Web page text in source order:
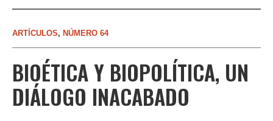
ARTÍCULOS, NÚMERO 64
BIOÉTICA Y BIOPOLÍTICA, UN
DIÁLOGO INACABADO